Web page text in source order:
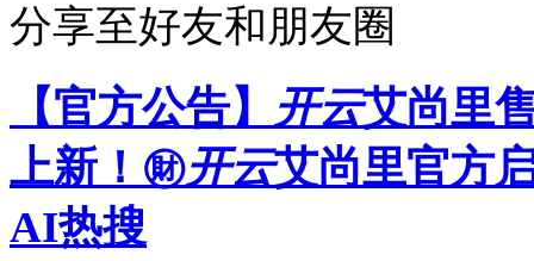
分享至好友和朋友圈
【官方公告】 开云艾尚里
上新！㊖开云艾尚里官方
AI热搜